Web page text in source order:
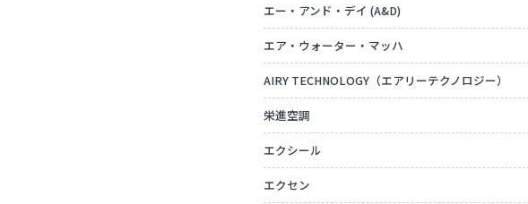
エー・アンド・デイ (A&D)
エア・ウォーター・マッハ
AIRY TECHNOLOGY（エアリーテクノロジー）
栄進空調
エクシール
エクセン